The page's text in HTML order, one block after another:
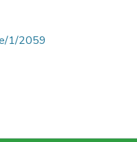
1/2059